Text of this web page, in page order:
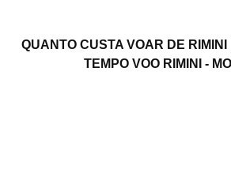
QUANTO CUSTA VOAR DE
TEMPO VOO RIMINI -